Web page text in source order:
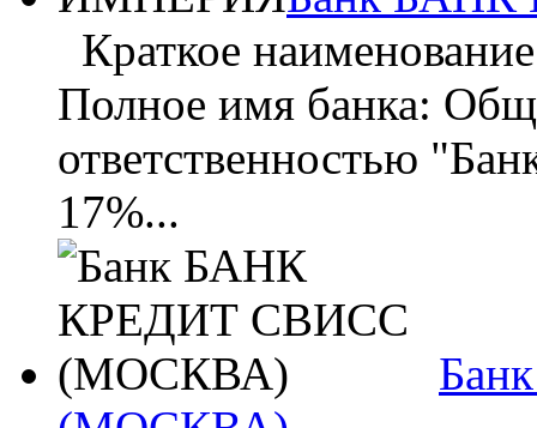
Краткое
Полное имя банка:
ответственностью
17%...